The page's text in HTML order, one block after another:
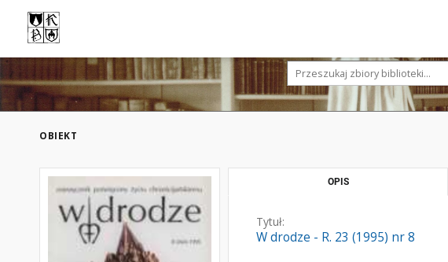
OBIEKT
OPIS
Tytuł:
W drodze - R. 23 (1995) nr 8